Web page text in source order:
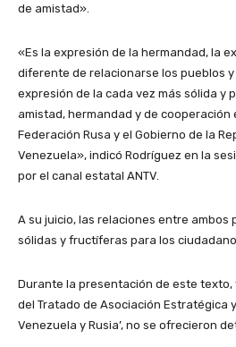
de amistad».
«Es la expresión de la hermandad, la
diferente de relacionarse los pueblos y
expresión de la cada vez más sólida y
amistad, hermandad y de cooperación
Federación Rusa y el Gobierno de la
Venezuela», indicó Rodríguez en la
por el canal estatal ANTV.
A su juicio, las relaciones entre ambos
sólidas y fructíferas para los
Durante la presentación de este texto,
del Tratado de Asociación Estratégica
Venezuela y Rusia’, no se ofrecieron